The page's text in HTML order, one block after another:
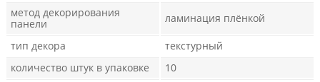
метод декорирования
панели
ламинация плёнкой
тип декора
текстурный
количество штук в упаковке
10